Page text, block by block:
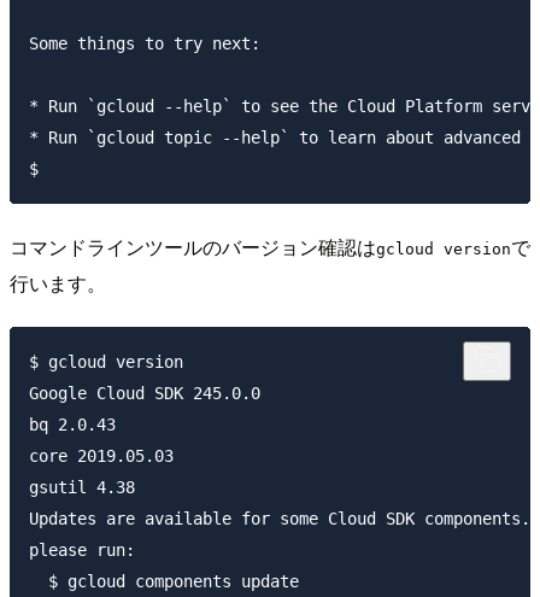
Some things to try next:
* Run `gcloud --help` to see the Cloud Platform
* Run `gcloud topic --help` to learn about
コマンドラインツールのバージョン確認はgcloud versionで
行います。
$ gcloud version
Google Cloud SDK 245.0.0
bq 2.0.43
core 2019.05.03
gsutil 4.38
Updates are available for some Cloud SDK
please run: